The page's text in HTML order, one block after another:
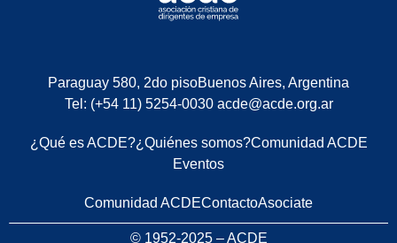
Paraguay 580, 2do pisoBuenos Aires, Argentina
Tel: (+54 11) 5254-0030 acde@acde.org.ar
¿Qué es ACDE?¿Quiénes somos?Comunidad ACDE
Eventos
Comunidad ACDEContactoAsociate
© 1952-2025 – ACDE